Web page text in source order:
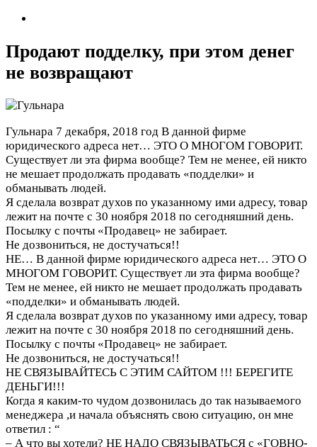
Продают подделку, при этом денег
не возвращают
Гульнара 7 декабря, 2018 год В данной фирме
юридического адреса нет… ЭТО О МНОГОМ ГОВОРИТ.
Существует ли эта фирма вообще? Тем не менее, ей никто
не мешает продолжать продавать «подделки» и
обманывать людей.
Я сделала возврат духов по указанному ими адресу, товар
лежит на почте с 30 ноября 2018 по сегодняшний день.
Посылку с почты «Продавец» не забирает.
Не дозвониться, не достучаться!!
НЕ… В данной фирме юридического адреса нет… ЭТО О
МНОГОМ ГОВОРИТ. Существует ли эта фирма вообще?
Тем не менее, ей никто не мешает продолжать продавать
«подделки» и обманывать людей.
Я сделала возврат духов по указанному ими адресу, товар
лежит на почте с 30 ноября 2018 по сегодняшний день.
Посылку с почты «Продавец» не забирает.
Не дозвониться, не достучаться!!
НЕ СВЯЗЫВАЙТЕСЬ С ЭТИМ САЙТОМ !!! БЕРЕГИТЕ
ДЕНЬГИ!!!
Когда я каким-то чудом дозвонилась до так называемого
менеджера ,и начала объяснять свою ситуацию, он мне
ответил : “
– А что вы хотели? НЕ НАДО СВЯЗЫВАТЬСЯ с «ГОВНО-